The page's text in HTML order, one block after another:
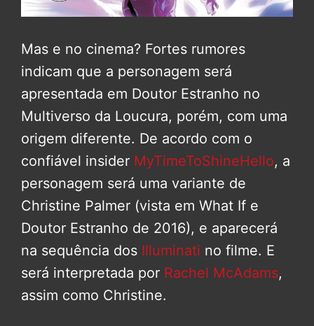
Mas e no cinema? Fortes rumores
indicam que a personagem será
apresentada em Doutor Estranho no
Multiverso da Loucura, porém, com uma
origem diferente. De acordo com o
confiável insider MyTimeToShineHello, a
personagem será uma variante de
Christine Palmer (vista em What If e
Doutor Estranho de 2016), e aparecerá
na sequência dos Illuminati no filme. E
será interpretada por Rachel McAdams,
assim como Christine.